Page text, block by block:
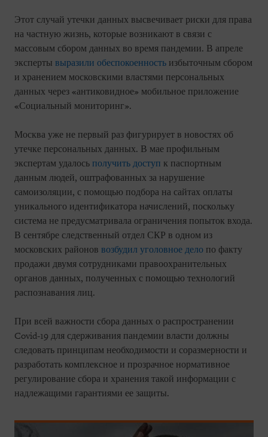
Этот случай утечки данных высвечивает риски для права
на частную жизнь, которые возникают в связи с
массовым сбором данных во время пандемии. В апреле
эксперты выразили обеспокоенность избыточным сбором
и хранением московскими властями персональных
данных через «антиковидное» мобильное приложение
«Социальный мониторинг».
Москва уже не первый раз фигурирует в новостях об
утечке персональных данных. В мае профильным
экспертам удалось получить доступ к паспортным
данным людей, оштрафованных за нарушение
самоизоляции, с помощью подбора на сайтах оплаты
уникального идентификатора начислений, поскольку
система не предусматривала ограничения попыток входа.
В сентябре следственный отдел СКР в одном из
московских районов возбудил уголовное дело по факту
продажи двумя сотрудниками правоохранительных
органов данных, полученных с помощью технологий
распознавания лиц.
При всей важности сбора данных о распространении
Covid-19 для сдерживания пандемии власти должны
следовать принципам необходимости и соразмерности и
разработать комплексное и прозрачное нормативное
регулирование сбора и хранения такой информации с
надлежащими гарантиями ее защиты.